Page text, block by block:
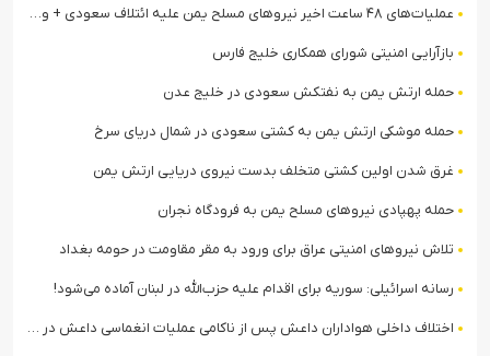
عملیات‌های ۴۸ ساعت اخیر نیروهای مسلح یمن علیه ائتلاف سعودی + ویدیو
بازآرایی امنیتی شورای همکاری خلیج فارس
حمله ارتش یمن به نفتکش سعودی در خلیج عدن
حمله موشکی ارتش یمن به کشتی سعودی در شمال دریای سرخ
غرق شدن اولین کشتی متخلف بدست نیروی دریایی ارتش یمن
حمله پهپادی نیروهای مسلح یمن به فرودگاه نجران
تلاش نیروهای امنیتی عراق برای ورود به مقر مقاومت در حومه بغداد
رسانه اسرائیلی: سوریه برای اقدام علیه حزب‌الله در لبنان آماده می‌شود!
اختلاف داخلی هواداران داعش پس از ناکامی عملیات انغماسی داعش در رقه